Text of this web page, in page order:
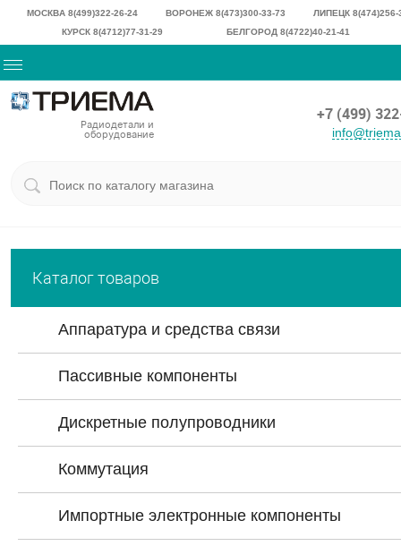
МОСКВА 8(499)322-26-24 ВОРОНЕЖ 8(473)300-33-73
ЛИПЕЦК 8(474)256-
КУРСК 8(4712)77-31-29
БЕЛГОРОД 8(4722)40-21-41
Радиодетали и
оборудование
+7 (499)
Каталог товаров
Аппаратура и средства связи
Пассивные компоненты
Дискретные полупроводники
Коммутация
Импортные электронные компоненты